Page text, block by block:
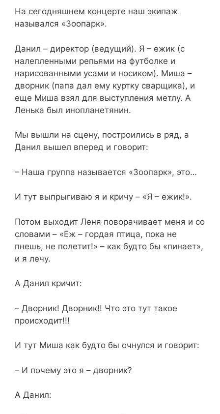
На сегодняшнем концерте наш экипаж
назывался «Зоопарк».
Данил – директор (ведущий). Я – ежик (с
налепленными репьями на футболке и
нарисованными усами и носиком). Миша –
дворник (папа дал ему куртку сварщика), и
еще Миша взял для выступления метлу. А
Ленька был инопланетянин.
Мы вышли на сцену, построились в ряд, а
Данил вышел вперед и говорит:
– Наша группа называется «Зоопарк», это…
И тут выпрыгиваю я и кричу – «Я – ежик!».
Потом выходит Леня поворачивает меня и со
словами – «Еж – гордая птица, пока не
пнешь, не полетит!» – как будто бы «пинает»,
и я лечу.
А Данил кричит:
– Дворник! Дворник!! Что это тут такое
происходит!!!
И тут Миша как будто бы очнулся и говорит:
– И почему это я – дворник?
А Данил: